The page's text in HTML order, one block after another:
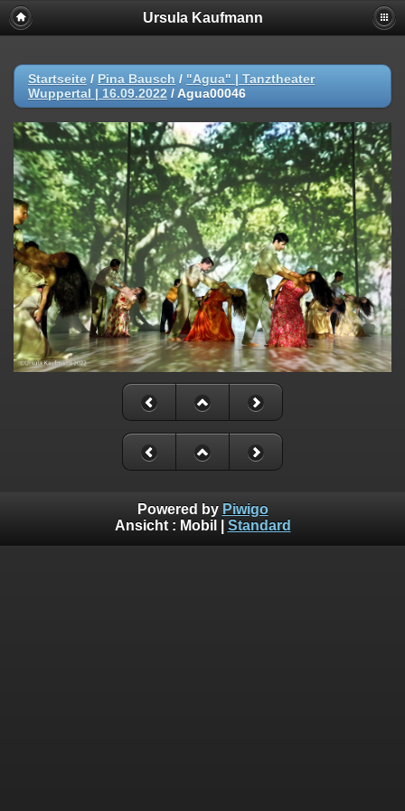
Ursula Kaufmann
Startseite / Pina Bausch / "Agua" | Tanztheater
Wuppertal | 16.09.2022 / Agua00046
Powered by Piwigo
Ansicht : Mobil Standard